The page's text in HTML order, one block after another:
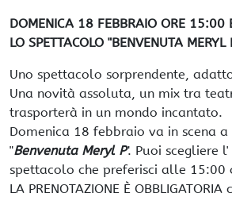
DOMENICA 18 FEBBRAIO ORE 15:00
LO SPETTACOLO "BENVENUTA MERYL
Uno spettacolo sorprendente,
Una novità assoluta, un mix tra
trasporterà in un mondo incantato.
Domenica 18 febbraio va in scena a
"Benvenuta Meryl P". Puoi scegliere
spettacolo che preferisci alle 15:00
LA PRENOTAZIONE È